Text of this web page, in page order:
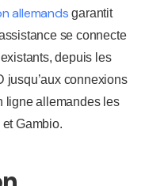
allemands garantit
se connecte
depuis les
jusqu’aux connexions
ligne allemandes les
Gambio.